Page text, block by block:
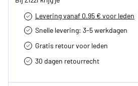
Levering vanaf 0.95 € voor leden
Snelle levering: 3-5 werkdagen
Gratis retour voor leden
30 dagen retourrecht­